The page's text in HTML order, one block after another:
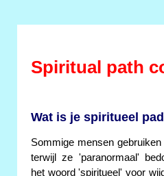
Spiritual path
Wat is je spiritueel
Sommige mensen
terwijl ze 'paranormaal'
het woord 'spiritueel' voor